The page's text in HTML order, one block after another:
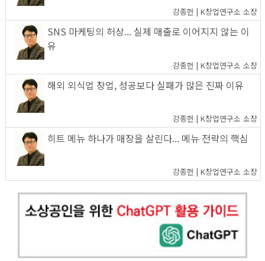
강종헌 | K창업연구소 소장
SNS 마케팅의 허상... 실제 매출로 이어지지 않는 이
유
강종헌 | K창업연구소 소장
해외 외식업 창업, 성공보다 실패가 많은 진짜 이유
강종헌 | K창업연구소 소장
히트 메뉴 하나가 매장을 살린다... 메뉴 전략의 핵심
강종헌 | K창업연구소 소장